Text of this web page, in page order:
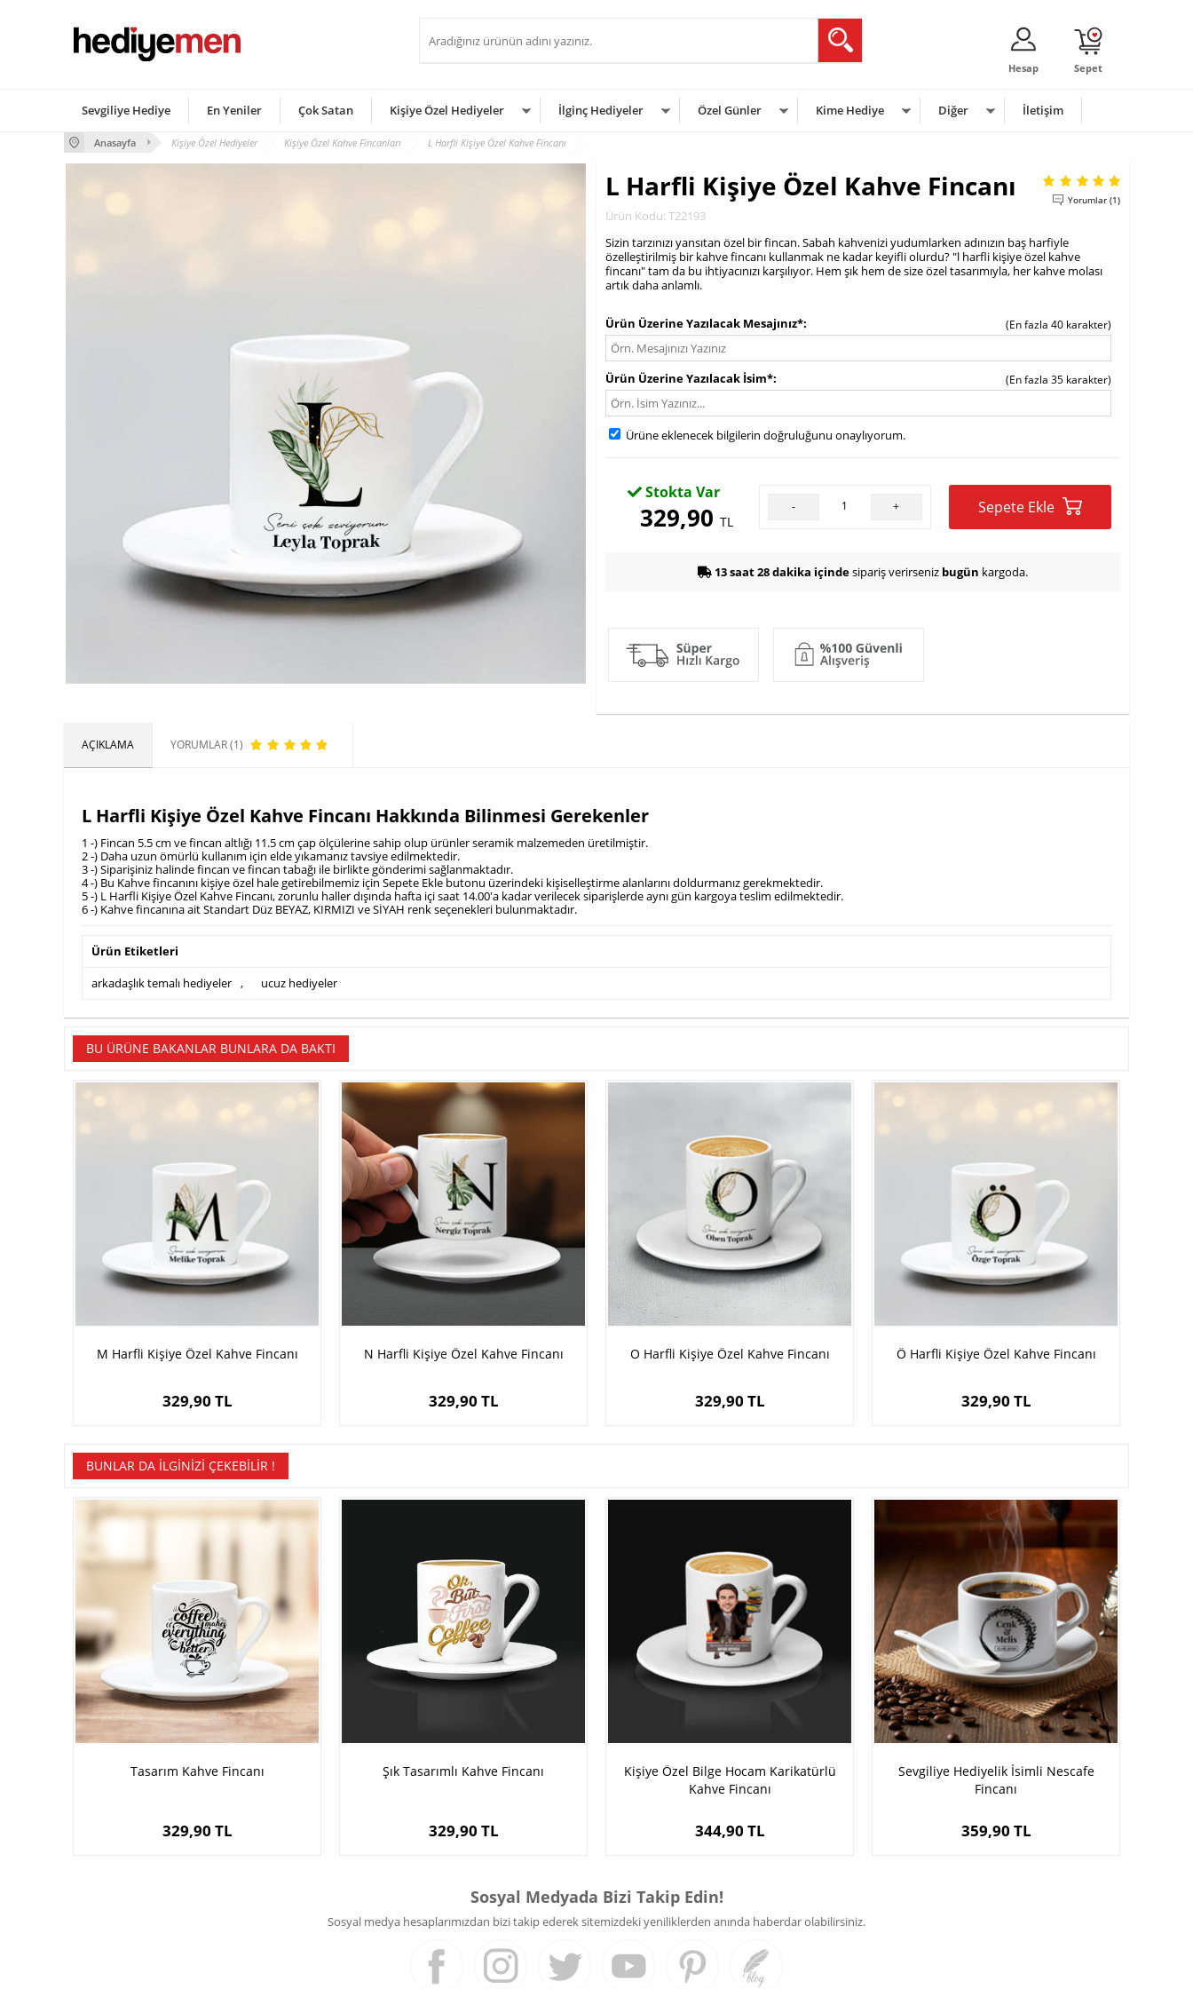
Sepet
Hesap
Sevgiliye Hediye En Yeniler Çok Satan Kişiye Özel Hediyeler İlginç Hediyeler Özel Günler Kime Hediye Diğer İletişim
Anasayfa Kişiye Özel Hediyeler Kişiye Özel Kahve Fincanları L Harfli Kişiye Özel Kahve Fincanı
L Harfli Kişiye Özel Kahve Fincanı
Ürün Kodu: T22193
Yorumlar (1)
Sizin tarzınızı yansıtan özel bir fincan. Sabah kahvenizi yudumlarken adınızın baş harfiyle
özelleştirilmiş bir kahve fincanı kullanmak ne kadar keyifli olurdu? "l harfli kişiye özel kahve
fincanı" tam da bu ihtiyacınızı karşılıyor. Hem şık hem de size özel tasarımıyla, her kahve molası
artık daha anlamlı.
Ürün Üzerine Yazılacak Mesajınız*
(En fazla 40 karakter)
Ürün Üzerine Yazılacak İsim* (En fazla 35 karakter)
Ürüne eklenecek bilgilerin doğruluğunu onaylıyorum.
Stokta Var
329,90TL
- + Sepete Ekle
13 saat 28 dakika içindesipariş verirseniz bugün kargoda.
AÇIKLAMA YORUMLAR (1)
L Harfli Kişiye Özel Kahve Fincanı Hakkında Bilinmesi Gerekenler
1 -) Fincan 5.5 cm ve fincan altlığı 11.5 cm çap ölçülerine sahip olup ürünler seramik malzemeden üretilmiştir.
2 -) Daha uzun ömürlü kullanım için elde yıkamanız tavsiye edilmektedir.
3 -) Siparişiniz halinde fincan ve fincan tabağı ile birlikte gönderimi sağlanmaktadır.
4 -) Bu Kahve fincanını kişiye özel hale getirebilmemiz için Sepete Ekle butonu üzerindeki kişiselleştirme alanlarını doldurmanız gerekmektedir.
5 -) L Harfli Kişiye Özel Kahve Fincanı, zorunlu haller dışında hafta içi saat 14.00'a kadar verilecek siparişlerde aynı gün kargoya teslim edilmektedir.
6 -) Kahve fincanına ait Standart Düz BEYAZ, KIRMIZI ve SİYAH renk seçenekleri bulunmaktadır.
Ürün Etiketleri
arkadaşlık temalı hediyeler , ucuz hediyeler
BU ÜRÜNE BAKANLAR BUNLARA DA BAKTI
M Harfli Kişiye Özel Kahve Fincanı
329,90 TL
N Harfli Kişiye Özel Kahve Fincanı
329,90 TL
O Harfli Kişiye Özel Kahve Fincanı
329,90 TL
Ö Harfli Kişiye Özel Kahve Fincanı
329,90 TL
BUNLAR DA İLGINIZI ÇEKEBILIR !
Tasarım Kahve Fincanı
329,90 TL
Şık Tasarımlı Kahve Fincanı
329,90 TL
Kişiye Özel Bilge Hocam Karikatürlü
Kahve Fincanı
344,90 TL
Sevgiliye Hediyelik İsimli Nescafe
Fincanı
359,90 TL
Sosyal Medyada Bizi Takip Edin!
Sosyal medya hesaplarımızdan bizi takip ederek sitemizdeki yeniliklerden anında haberdar olabilirsiniz.